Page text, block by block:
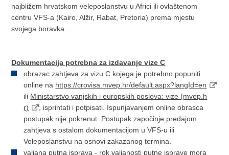
najbližem hrvatskom veleposlanstvu u Africi ili ovlaštenom
centru VFS-a (Kairo, Alžir, Rabat, Pretoria) prema mjestu
svojega boravka.
Dokumentacija potrebna za izdavanje vize C
obrazac zahtjeva za vizu C kojega je potrebno popuniti
online na https://crovisa.mvep.hr/default.aspx?langId=en
ili Ministarstvo vanjskih i europskih poslova: vize (mvep.h
r)
, isprintati i potpisati. Ispunjavanjem online obrasca
postupak nije pokrenut. Postupak započinje predajom
zahtjeva s ostalom dokumentacijom u VFS-u ili
Veleposlanstvu na osnovi zakazanog termina.
valjana putna isprava - rok valjanosti putne isprave mora